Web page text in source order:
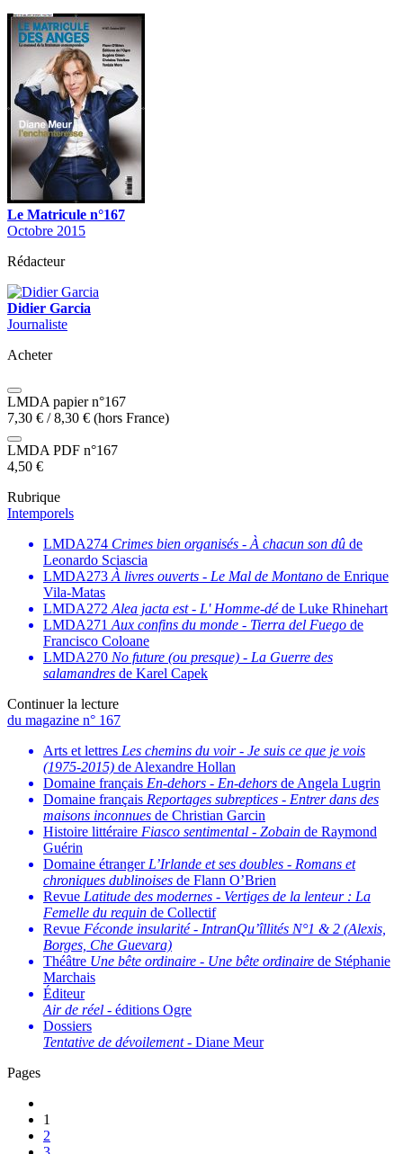
Le Matricule n°167
Octobre 2015
Rédacteur
Didier Garcia
Journaliste
Acheter
LMDA papier n°167
7,30 € /8,30 € (hors France)
LMDA PDF n°167
4,50 €
Rubrique
Intemporels
LMDA274 Crimes bien organisés -À chacun son dû de
Leonardo Sciascia
LMDA273 À livres ouverts - Le Mal de Montano de Enrique
Vila-Matas
LMDA272 Alea jacta est - L' Homme-déde Luke Rhinehart
LMDA271 Aux confins du monde - Tierra del Fuego de
Francisco Coloane
LMDA270 No future (ou presque) - La Guerre des
salamandres de Karel Capek
Continuer la lecture
du magazine n° 167
Arts et lettres Les chemins du voir - Je suis ce que je vois
(1975-2015) de Alexandre Hollan
Domaine français En-dehors - En-dehors de Angela Lugrin
Domaine français Reportages subreptices - Entrer dans des
maisons inconnues de Christian Garcin
Histoire littéraire Fiasco sentimental - Zobain de Raymond
Guérin
Domaine étrangerL’Irlande et ses doubles - Romans et
chroniques dublinoises de Flann O’Brien
Revue Latitude des modernes - Vertiges de la lenteur : La
Femelle du requin de Collectif
Revue Féconde insularité - IntranQu’îllités N°1 & 2 (Alexis,
Borges, Che Guevara)
Théâtre Une bête ordinaire - Une bête ordinaire de Stéphanie
Marchais
Éditeur
Air de réel - éditions Ogre
Dossiers
Tentative de dévoilement - Diane Meur
Pages
1
2